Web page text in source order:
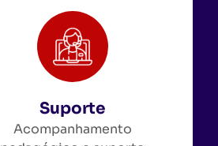
Suporte
Acompanhamento